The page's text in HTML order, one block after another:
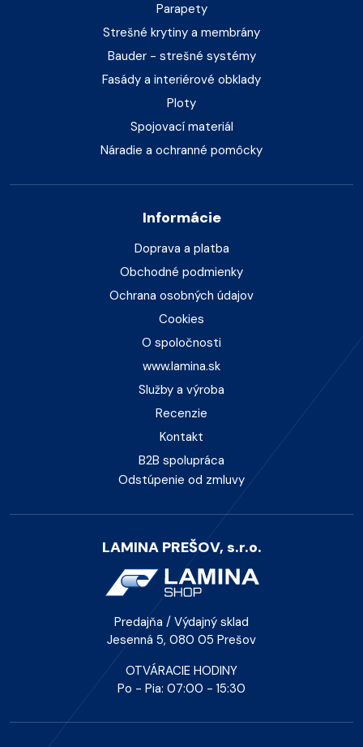
Parapety
Strešné krytiny a membrány
Bauder - strešné systémy
Fasády a interiérové obklady
Ploty
Spojovací materiál
Náradie a ochranné pomôcky
Informácie
Doprava a platba
Obchodné podmienky
Ochrana osobných údajov
Cookies
O spoločnosti
www.lamina.sk
Služby a výroba
Recenzie
Kontakt
B2B spolupráca
Odstúpenie od zmluvy
LAMINA PREŠOV, s.r.o.
Predajňa / Výdajný sklad
Jesenná 5, 080 05 Prešov
OTVÁRACIE HODINY
Po - Pia: 07:00 - 15:30